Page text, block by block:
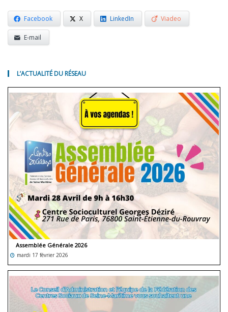
Facebook X LinkedIn Viadeo
E-mail
L’ACTUALITÉ DU RÉSEAU
Assemblée Générale 2026
mardi 17 février 2026